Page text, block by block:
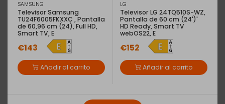
Descripción Características
Google TV: el entretenimiento que te encanta. Con un poco de
ayuda de Google
SAMSUNG
Televisor Samsung
TU24F6005FKXXC , Pantalla
de 60,96 cm (24), Full HD,
Smart TV, E
€143
Añadir al carrito
LG
Televisor LG 24TQ510S-WZ,
Pantalla de 60 cm (24')'
HD Ready, Smart TV
webOS22, E
€152
Añadir al carrito